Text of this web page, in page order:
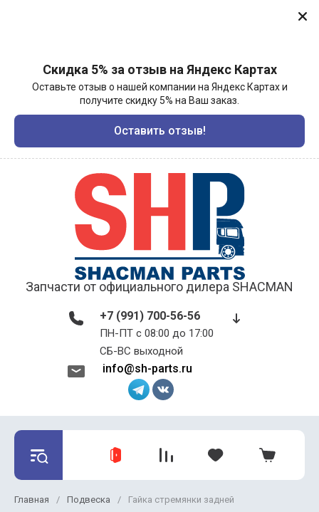
Скидка 5% за отзыв на Яндекс Картах
Оставьте отзыв о нашей компании на Яндекс Картах и
получите скидку 5% на Ваш заказ.
Оставить отзыв!
Запчасти от официального дилера SHACMAN
+7 (991) 700-56-56
ПН-ПТ с 08:00 до 17:00 ​​​​​​​
СБ-ВС выходной
info@sh-parts.ru
Главная / Подвеска / Гайка стремянки задней